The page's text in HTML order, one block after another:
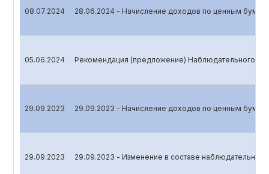
08.07.2024 28.06.2024 - Начисление доходов по ценным
05.06.2024 Рекомендация (предложение) Наблюдательного
29.09.2023 29.09.2023 - Начисление доходов по ценным
29.09.2023 29.09.2023 - Изменение в составе наблюдательного